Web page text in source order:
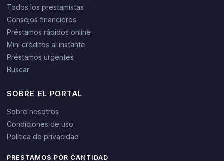
Todos los prestamistas
Consejos financieros
Préstamos rápidos online
Mini créditos al instante
Préstamos urgentes
Buscar
SOBRE EL PORTAL
Sobre nosotros
Condiciones de uso
Política de privacidad
PRÉSTAMOS POR CANTIDAD